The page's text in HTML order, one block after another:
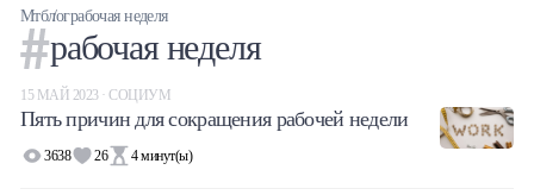
Мтблограбочая неделя
рабочая неделя
15 МАЙ 2023 · СОЦИУМ
Пять причин для сокращения рабочей недели
3638 26 4минут(ы)